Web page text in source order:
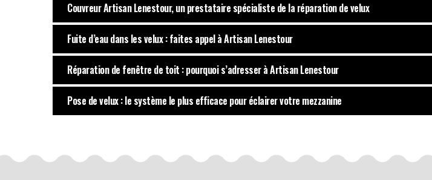
Couvreur Artisan Lenestour, un prestataire spécialiste de la réparation de velux
Fuite d’eau dans les velux : faites appel à Artisan Lenestour
Réparation de fenêtre de toit : pourquoi s’adresser à Artisan Lenestour
Pose de velux : le système le plus efficace pour éclairer votre mezzanine